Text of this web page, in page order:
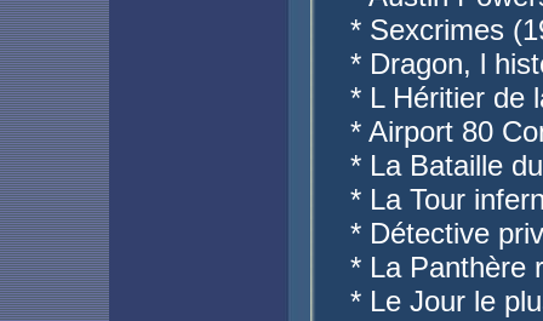
* Sexcrimes
* Dragon, l
* L Héritier de
* Airport 80
* La Bataille
* La Tour
* Détective
* La Panthère
* Le Jour le